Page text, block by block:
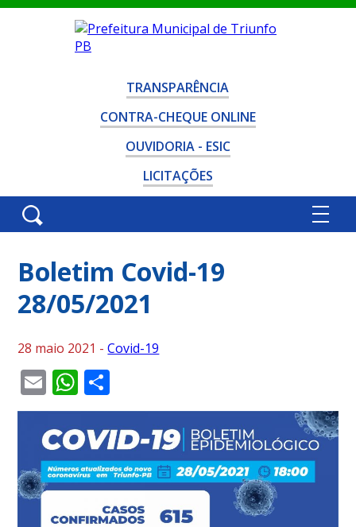
TRANSPARÊNCIA
CONTRA-CHEQUE ONLINE
OUVIDORIA - ESIC
LICITAÇÕES
Boletim Covid-19
28/05/2021
28 maio 2021 -Covid-19
EmailWhatsApp